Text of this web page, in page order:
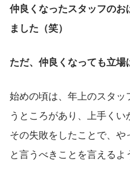
仲良くなったスタッフの
ました（笑）
ただ、仲良くなっても立場
始めの頃は、年上のスタッ
うところがあり、上手く
その失敗をしたことで、
と言うべきことを言えるよ